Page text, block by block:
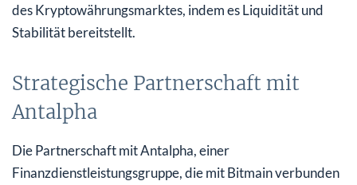
des Kryptowährungsmarktes, indem es Liquidität und
Stabilität bereitstellt.
Strategische Partnerschaft mit
Antalpha
Die Partnerschaft mit Antalpha, einer
Finanzdienstleistungsgruppe, die mit Bitmain verbunden